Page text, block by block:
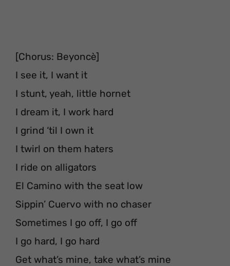
[Chorus: Beyoncè]
I see it, I want it
I stunt, yeah, little hornet
I dream it, I work hard
I grind ‘til I own it
I twirl on them haters
I ride on alligators
El Camino with the seat low
Sippin’ Cuervo with no chaser
Sometimes I go off, I go off
I go hard, I go hard
Get what’s mine, take what’s mine